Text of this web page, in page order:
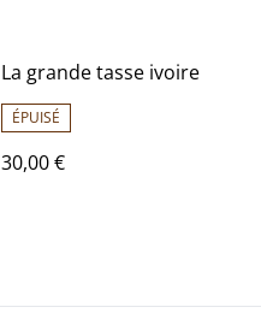
La grande tasse ivoire
ÉPUISÉ
30,00 €